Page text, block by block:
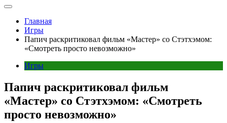
Главная
Игры
Папич раскритиковал фильм «Мастер» со Стэтхэмом:
«Смотреть просто невозможно»
Игры
Папич раскритиковал фильм
«Мастер» со Стэтхэмом: «Смотреть
просто невозможно»